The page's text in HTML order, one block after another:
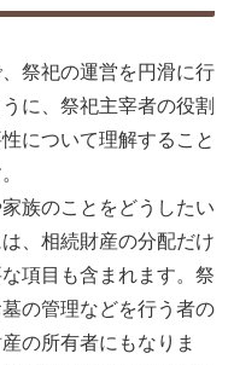
祭祀の運営を円滑に行
に、祭祀主宰者の役割
について理解すること
族のことをどうしたい
、相続財産の分配だけ
項目も含まれます。祭
の管理などを行う者の
の所有者にもなりま